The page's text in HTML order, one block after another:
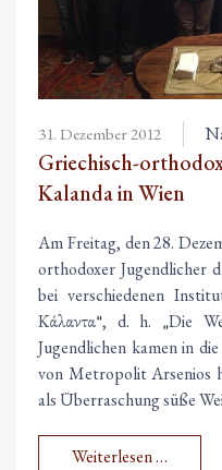
31. Dezember 2012
Griechisch-
Kalanda in Wien
Am Freitag, den 28.
orthodoxer Jugendlicher
bei verschiedenen
Κάλαντα“, d. h. „Die
Jugendlichen kamen in
von Metropolit Arsenios
als Überraschung süße
Weiterlesen …